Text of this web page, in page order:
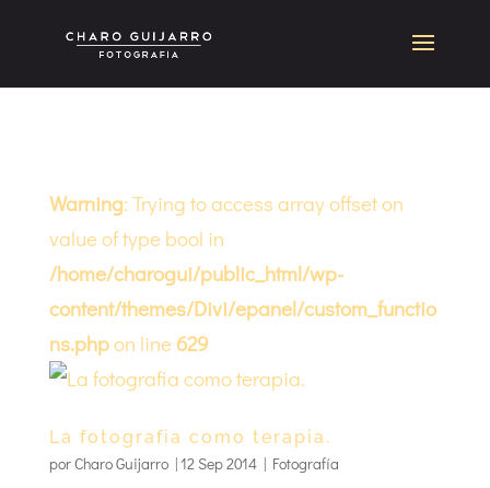
Warning: Trying to access array offset on
value of type bool in
/home/charogui/public_html/wp-
content/themes/Divi/epanel/custom_functio
ns.phpon line 629
La fotografia como terapia.
porCharo Guijarro|12 Sep 2014| Fotografía